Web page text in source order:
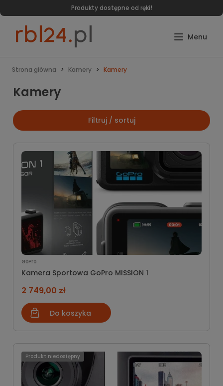
Szybka wysyłka zakupionych produktów - 24h
Strona główna Kamery Kamery
Kamery
Filtruj / sortuj
GoPro
Kamera Sportowa GoPro MISSION 1
2 749,00 zł
Do koszyka
Produkt niedostępny